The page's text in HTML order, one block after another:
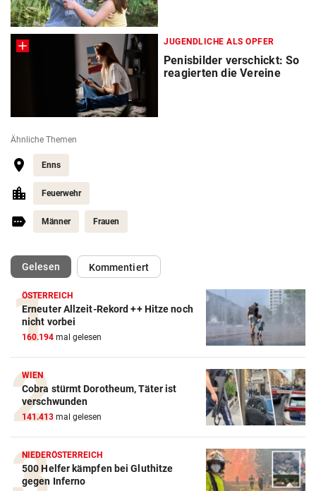
JUGENDLICHE ALS OPFER
Penisbilder verschickt: So
reagierten die Vereine
Ähnliche Themen
Enns
Feuerwehr
Männer Frauen
Gelesen(ausgewählt)Kommentiert
ÖSTERREICH
Erneuter Allzeit-Rekord ++ Hitze noch
nicht vorbei
160.194 mal gelesen
WIEN
Cobra stürmt Dorotheum, Täter ist
verschwunden
141.413 mal gelesen
NIEDERÖSTERREICH
500 Helfer kämpfen bei Gluthitze
gegen Inferno